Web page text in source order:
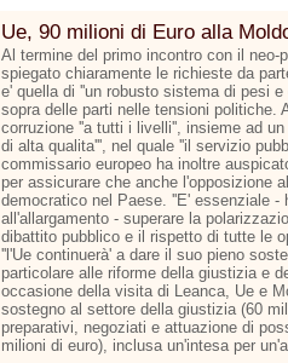
Ue, 90 milioni di Euro alla
Al termine del primo incontro con il
spiegato chiaramente le richieste da
e' quella di ''un robusto sistema di pesi
sopra delle parti nelle tensioni politiche.
corruzione ''a tutti i livelli'', insieme ad
di alta qualita''', nel quale ''il servizio
commissario europeo ha inoltre
per assicurare che anche l'opposizione
democratico nel Paese. ''E' essenziale -
all'allargamento - superare la
dibattito pubblico e il rispetto di tutte le
''l'Ue continuerà' a dare il suo pieno
particolare alle riforme della giustizia e
occasione della visita di Leanca, Ue e
sostegno al settore della giustizia (60
preparativi, negoziati e attuazione di
milioni di euro), inclusa un'intesa per